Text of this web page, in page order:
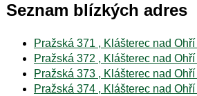
Seznam blízkých adres
Pražská 371 , Klášterec nad
Pražská 372 , Klášterec nad
Pražská 373 , Klášterec nad
Pražská 374 , Klášterec nad